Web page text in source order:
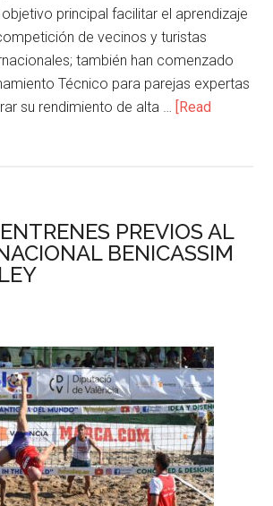
principal facilitar el aprendizaje
de vecinos y turistas
también han comenzado
Técnico para parejas expertas
su rendimiento de alta … [Read
PREVIOS AL
BENICASSIM